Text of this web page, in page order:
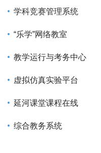
学科竞赛管理系统
“乐学”网络教室
教学运行与考务中心
虚拟仿真实验平台
延河课堂课程在线
综合教务系统